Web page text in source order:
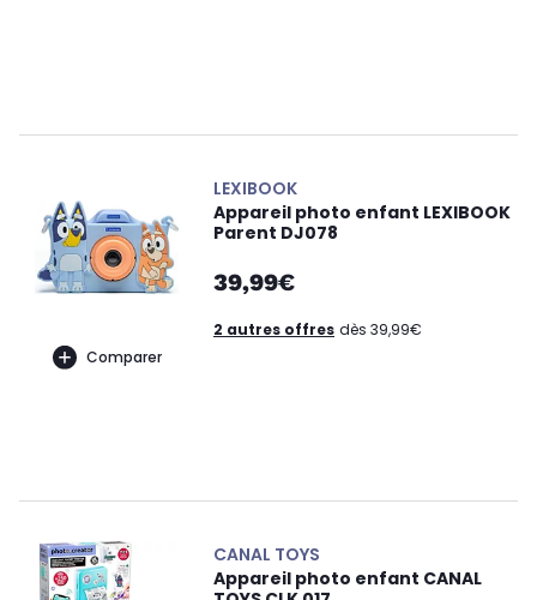
Comparer
LEXIBOOK
Appareil photo enfant LEXIBOOK
Parent DJ078
39,99€
2 autres offres dès 39,99€
CANAL TOYS
Appareil photo enfant CANAL